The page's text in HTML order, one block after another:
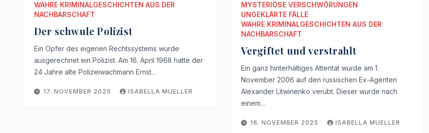
WAHRE KRIMINALGESCHICHTEN AUS DER
NACHBARSCHAFT
Der schwule Polizist
Ein Opfer des eigenen Rechtssystems wurde
ausgerechnet ein Polizist. Am 16. April 1968 hatte der
24 Jahre alte Polizeiwachmann Ernst…
17. NOVEMBER 2025 ISABELLA MUELLER
MYSTERIÖSE VERSCHWÖRUNGEN
UNGEKLÄRTE FÄLLE
WAHRE KRIMINALGESCHICHTEN AUS DER
NACHBARSCHAFT
Vergiftet und verstrahlt
Ein ganz hinterhältiges Attentat wurde am 1.
November 2006 auf den russischen Ex-Agenten
Alexander Litwinenko verübt. Dieser wurde nach
einem…
16. NOVEMBER 2025 ISABELLA MUELLER